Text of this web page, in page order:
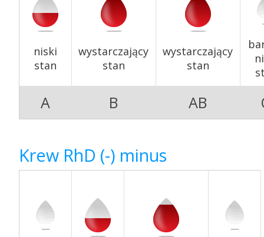
Akcje wyjazdowe
Krwiodawcy
Szpitale
niski
stan
wystarczający
stan
wystarczający
stan
A B AB
Krew RhD (-) minus